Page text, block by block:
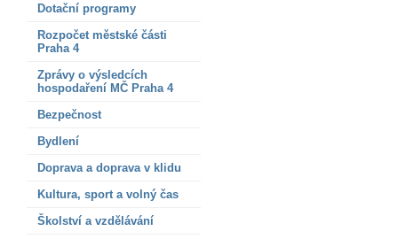
Dotační programy
Rozpočet městské části
Praha 4
Zprávy o výsledcích
hospodaření MČ Praha 4
Bezpečnost
Bydlení
Doprava a doprava v klidu
Kultura, sport a volný čas
Školství a vzdělávání